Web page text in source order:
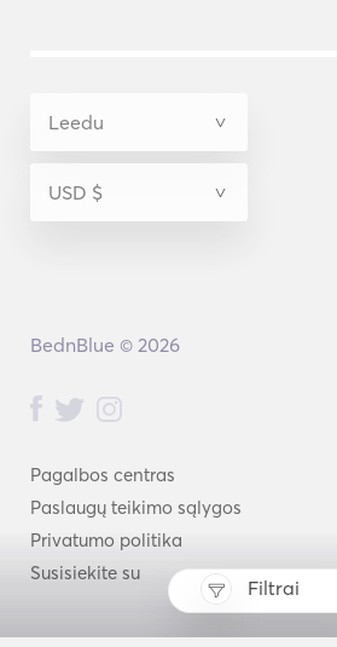
Filtrai
Pagalbos centras
Paslaugų teikimo sąlygos
Privatumo politika
Susisiekite su
BednBlue © 2026